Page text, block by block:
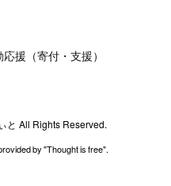
援（寄付・支援）
と All Rights Reserved.
by "Thought is free".